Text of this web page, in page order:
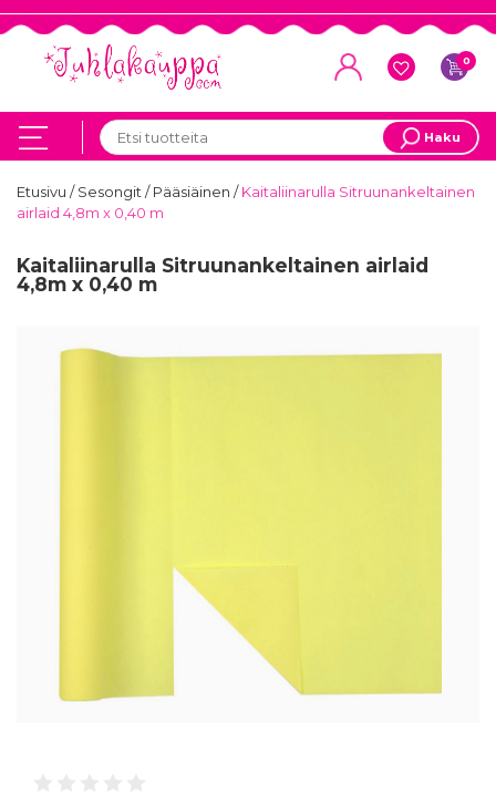
0
Haku
Etusivu /Sesongit/Pääsiäinen /Kaitaliinarulla Sitruunankeltainen
airlaid 4,8m x 0,40 m
Kaitaliinarulla Sitruunankeltainen airlaid
4,8m x 0,40 m